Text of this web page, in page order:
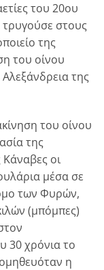
του 20ου
στους
της
του οίνου
της
του οίνου
της
οι
μέσα σε
των Φυρών,
(μπόμπες)
30 χρόνια το
η